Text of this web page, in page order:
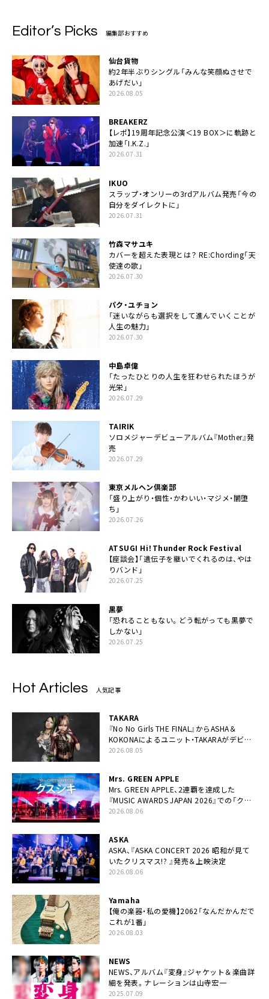
Editor’s Picks 編集部おすすめ
仙台貨物
約2年半ぶりシングル「みんな笑顔ぬさせで
あげだい」
2026.08.05
BREAKERZ
【レポ】19周年記念公演＜19 BOX＞に軌跡と
加速「I.K.Z.」
2026.07.31
IKUO
スラップ・オンリーの3rdアルバム発売「今の
自分をダイレクトに」
2026.07.31
竹森マサユキ
カバーを超えた表現とは？ RE:Chording「天
使達の歌」
2026.07.30
パク・ユチョン
「迷いながらも選択をして進んでいくことが
人生の魅力」
2026.07.30
中島卓偉
「たったひとりの人生を狂わせられたほうが
光栄」
2026.07.29
TAIRIK
ソロメジャーデビューアルバム『Mother』発
売
2026.07.29
東京メルヘン倶楽部
「盛り上がり・個性・かわいい・マジメ・闇堕
ち」
2026.07.26
ATSUGI Hi！Thunder Rock Festival
【座談会】「遺伝子を継いでくれるのは、やは
りバンド」
2026.07.25
黒夢
「恐れることもない。どう転がっても黒夢で
しかない」
2026.07.25
Hot Articles 人気記事
TAKARA
『No No Girls THE FINAL』からASHA＆
KOKONAによるユニット・TAKARAがデビュ
ー
2026.08.05
Mrs. GREEN APPLE
Mrs. GREEN APPLE、2連覇を達成した
『MUSIC AWARDS JAPAN 2026』での「クス
シキ」ライブパフォーマンスをYouTube公開
2026.08.06
ASKA
ASKA、『ASKA CONCERT 2026 昭和が見て
いたクリスマス!? 』発売＆上映決定
2026.08.06
Yamaha
【俺の楽器・私の愛機】2062「なんだかんだで
これが1番」
2026.08.03
NEWS
NEWS、アルバム『変身』ジャケット＆楽曲詳
細を発表。ナレーションは⼭寺宏⼀
2025.07.09